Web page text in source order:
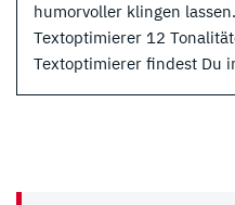
humorvoller klingen
Textoptimierer 12
Textoptimierer findest Du